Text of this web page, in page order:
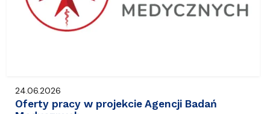
24.06.2026
Oferty pracy w projekcie Agencji Badań